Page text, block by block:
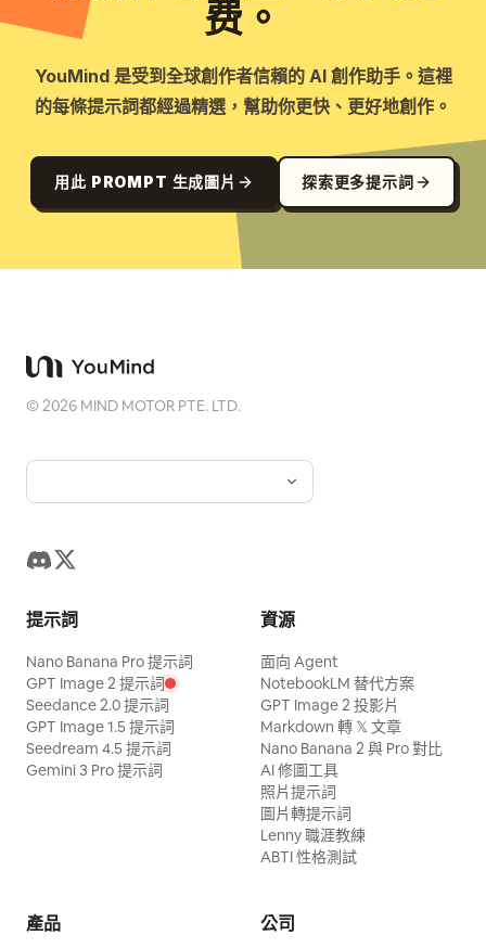
费。
YouMind 是受到全球創作者信賴的 AI 創作助手。這裡
的每條提示詞都經過精選，幫助你更快、更好地創作。
用此 PROMPT 生成圖片 探索更多提示詞
©2026 MIND MOTOR PTE. LTD.
提示詞
Nano Banana Pro 提示詞
GPT Image 2 提示詞
Seedance 2.0 提示詞
GPT Image 1.5 提示詞
Seedream 4.5 提示詞
Gemini 3 Pro 提示詞
資源
面向 Agent
NotebookLM 替代方案
GPT Image 2 投影片
Markdown 轉 𝕏 文章
Nano Banana 2 與 Pro 對比
AI 修圖工具
照片提示詞
圖片轉提示詞
Lenny 職涯教練
ABTI 性格測試
產品 公司